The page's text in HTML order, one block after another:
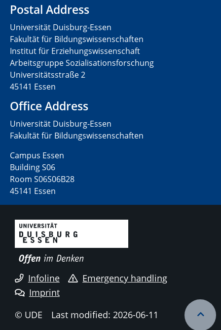
Postal Address
Universität Duisburg-Essen
Fakultät für Bildungswissenschaften
Institut für Erziehungswissenschaft
Arbeitsgruppe Sozialisationsforschung
Universitätsstraße 2
45141 Essen
Office Address
Universität Duisburg-Essen
Fakultät für Bildungswissenschaften
Campus Essen
Building S06
Room S06S06B28
45141 Essen
Infoline
Emergency handling
Imprint
© UDE
Last modified: 2026-06-11